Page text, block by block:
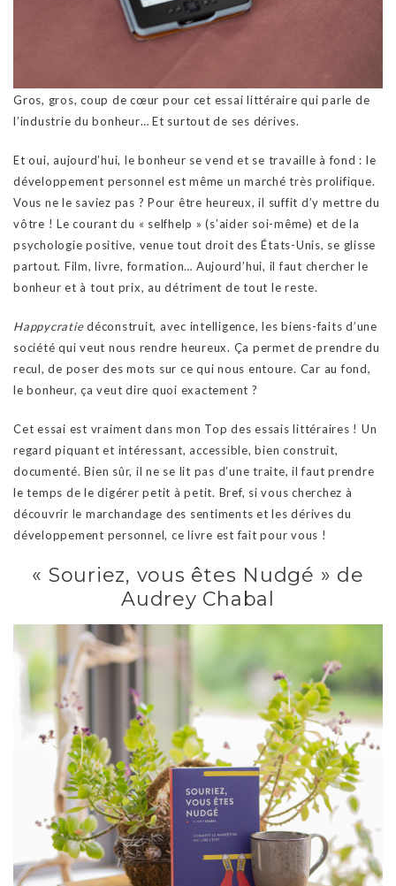
Gros, gros, coup de cœur pour cet essai littéraire qui parle de
l’industrie du bonheur… Et surtout de ses dérives.
Et oui, aujourd’hui, le bonheur se vend et se travaille à fond : le
développement personnel est même un marché très prolifique.
Vous ne le saviez pas ? Pour être heureux, il suffit d’y mettre du
vôtre ! Le courant du « selfhelp » (s’aider soi-même) et de la
psychologie positive, venue tout droit des États-Unis, se glisse
partout. Film, livre, formation… Aujourd’hui, il faut chercher le
bonheur et à tout prix, au détriment de tout le reste.
Happycratiedéconstruit, avec intelligence, les biens-faits d’une
société qui veut nous rendre heureux. Ça permet de prendre du
recul, de poser des mots sur ce qui nous entoure. Car au fond,
le bonheur, ça veut dire quoi exactement ?
Cet essai est vraiment dans mon Top des essais littéraires ! Un
regard piquant et intéressant, accessible, bien construit,
documenté. Bien sûr, il ne se lit pas d’une traite, il faut prendre
le temps de le digérer petit à petit. Bref, si vous cherchez à
découvrir le marchandage des sentiments et les dérives du
développement personnel, ce livre est fait pour vous !
« Souriez, vous êtes Nudgé » de
Audrey Chabal